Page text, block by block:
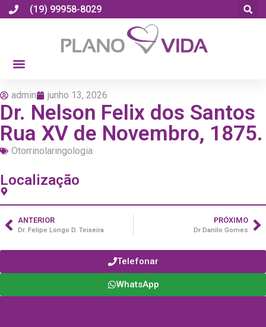
(19) 99958-8029
admin junho 13, 2026
Dr. Nelson Felix dos Santos
Rua XV de Novembro, 1875.
Otorrinolaringologia
Localização
ANTERIOR
Dr. Felipe Longo D. Teixeira
PRÓXIMO
Dr Danilo Gomes
Telefonar
WhatsApp